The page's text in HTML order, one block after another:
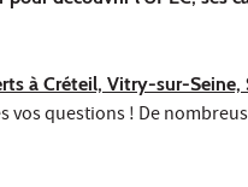
à Créteil, Vitry-sur-Seine,
vos questions ! De